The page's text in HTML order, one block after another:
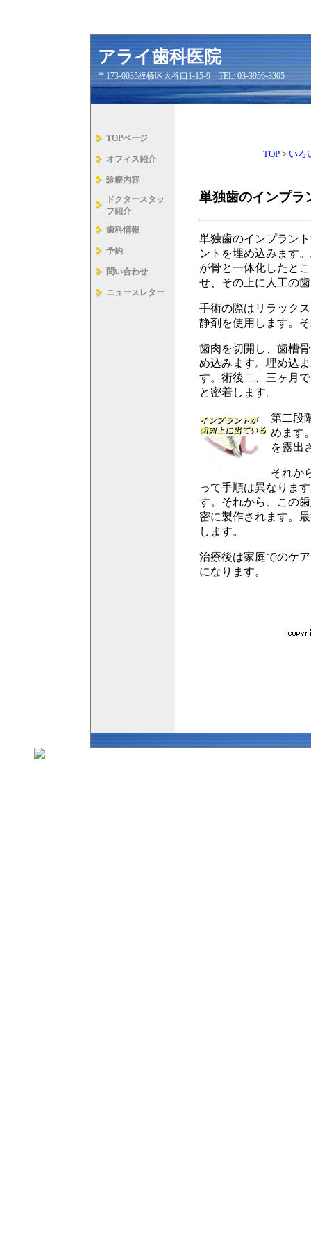
アライ歯科医院
〒173-0035板橋区大谷口1-15-9 TEL: 03-3956-3305
TOPページ
オフィス紹介
診療内容
ドクタースタッ
フ紹介
歯科情報
予約
問い合わせ
ニュースレター
TOP> いろ
単独歯のインプラ
単独歯のインプラン
ントを埋め込みます
が骨と一体化したと
せ、その上に人工の
手術の際はリラック
静剤を使用します。
歯肉を切開し、歯槽
め込みます。埋め込
す。術後二、三ヶ月
と密着します。
第二段
めます
を露出
それか
って手順は異なりま
す。それから、この
密に製作されます。
します。
治療後は家庭でのケ
になります。